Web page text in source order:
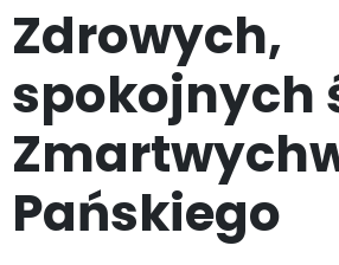
Zdrowych,
spokojnych
Pańskiego